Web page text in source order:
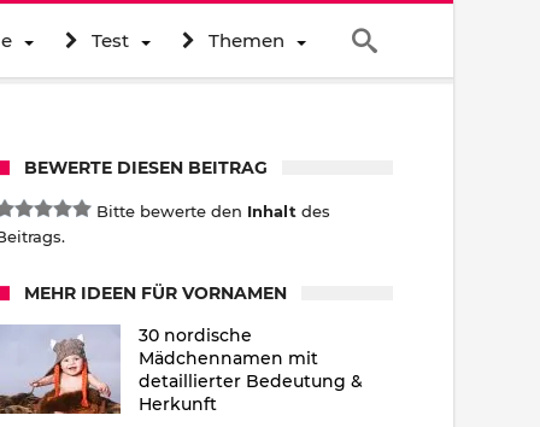
Test Themen
BEWERTE DIESEN BEITRAG
Bitte bewerte den Inhalt des
MEHR IDEEN FÜR VORNAMEN
30 nordische
Mädchennamen mit
detaillierter Bedeutung &
Herkunft